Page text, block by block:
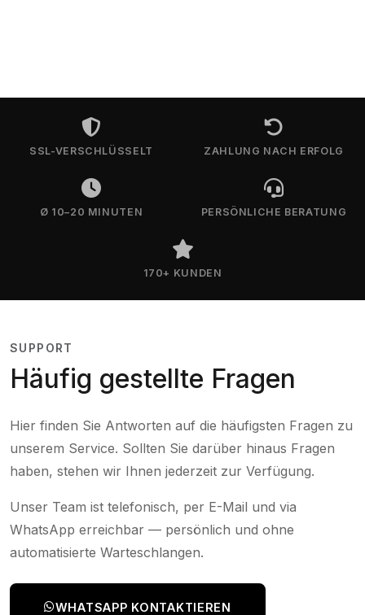
SSL-VERSCHLÜSSELT ZAHLUNG NACH ERFOLG
Ø 10–20 MINUTEN PERSÖNLICHE BERATUNG
170+ KUNDEN
SUPPORT
Häufig gestellte Fragen
Hier finden Sie Antworten auf die häufigsten Fragen zu
unserem Service. Sollten Sie darüber hinaus Fragen
haben, stehen wir Ihnen jederzeit zur Verfügung.
Unser Team ist telefonisch, per E-Mail und via
WhatsApp erreichbar — persönlich und ohne
automatisierte Warteschlangen.
WHATSAPP KONTAKTIEREN